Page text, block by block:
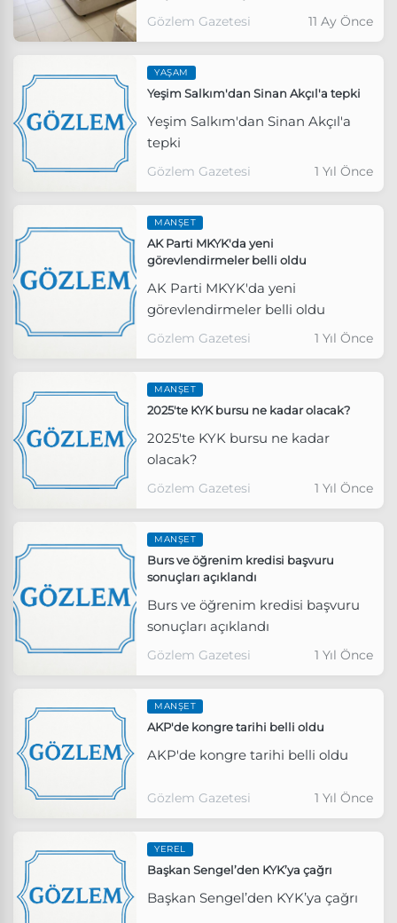
Gözlem Gazetesi 11 Ay Önce
YAŞAM
Yeşim Salkım'dan Sinan Akçıl'a tepki
Yeşim Salkım'dan Sinan Akçıl'a
tepki
Gözlem Gazetesi 1 Yıl Önce
MANŞET
AK Parti MKYK'da yeni
görevlendirmeler belli oldu
AK Parti MKYK'da yeni
görevlendirmeler belli oldu
Gözlem Gazetesi 1 Yıl Önce
MANŞET
2025'te KYK bursu ne kadar olacak?
2025'te KYK bursu ne kadar
olacak?
Gözlem Gazetesi 1 Yıl Önce
MANŞET
Burs ve öğrenim kredisi başvuru
sonuçları açıklandı
Burs ve öğrenim kredisi başvuru
sonuçları açıklandı
Gözlem Gazetesi 1 Yıl Önce
MANŞET
AKP'de kongre tarihi belli oldu
AKP'de kongre tarihi belli oldu
Gözlem Gazetesi 1 Yıl Önce
YEREL
Başkan Sengel’den KYK’ya çağrı
Başkan Sengel’den KYK’ya çağrı